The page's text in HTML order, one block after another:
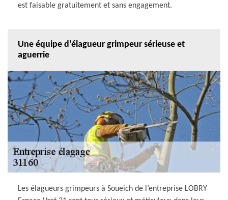
est faisable gratuitement et sans engagement.
Une équipe d’élagueur grimpeur sérieuse et
aguerrie
Les élagueurs grimpeurs à Soueich de l’entreprise LOBRY